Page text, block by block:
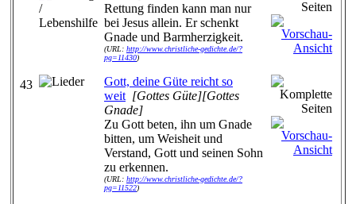
Rettung finden kann man nur
bei Jesus allein. Er schenkt
Gnade und Barmherzigkeit.
(URL: http://www.christliche-gedichte.de/?
pg=11430)
43
Gott, deine Güte reicht so
weit [Gottes Güte][Gottes
Gnade]
Zu Gott beten, ihn um Gnade
bitten, um Weisheit und
Verstand, Gott und seinen Sohn
zu erkennen.
(URL: http://www.christliche-gedichte.de/?
pg=11522)